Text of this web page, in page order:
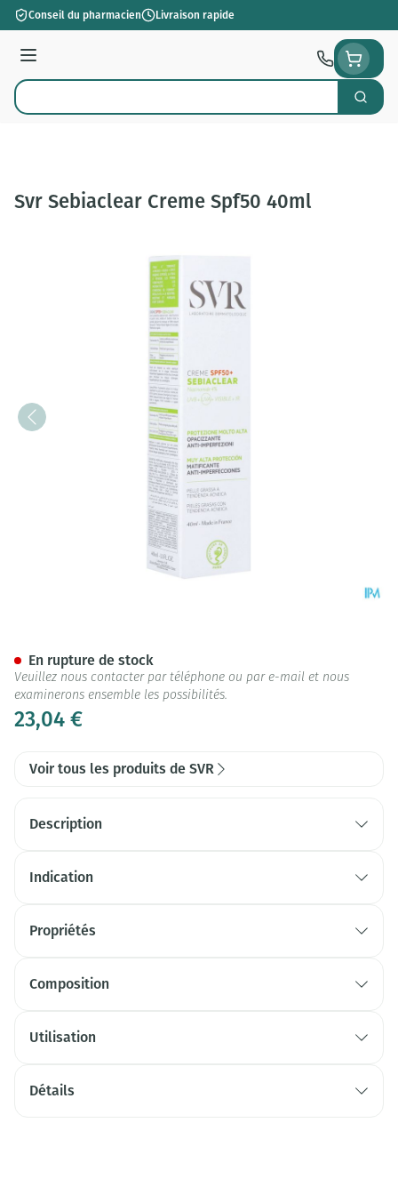
Aller au contenu
Conseil du pharmacien Livraison rapide
Menu
Rechercher
Svr Sebiaclear Creme Spf50 40ml
23,04 €
En rupture de stock
Veuillez nous contacter par téléphone ou par e-mail et nous
examinerons ensemble les possibilités.
Voir tous les produits de SVR
Description
Indication
Propriétés
Composition
Utilisation
Détails